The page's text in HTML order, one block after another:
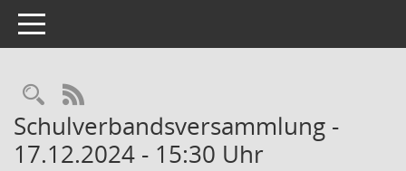
Toggle navigation
Rechercheauswahl
RSS-Feed
Schulverbandsversammlung -
17.12.2024 - 15:30 Uhr